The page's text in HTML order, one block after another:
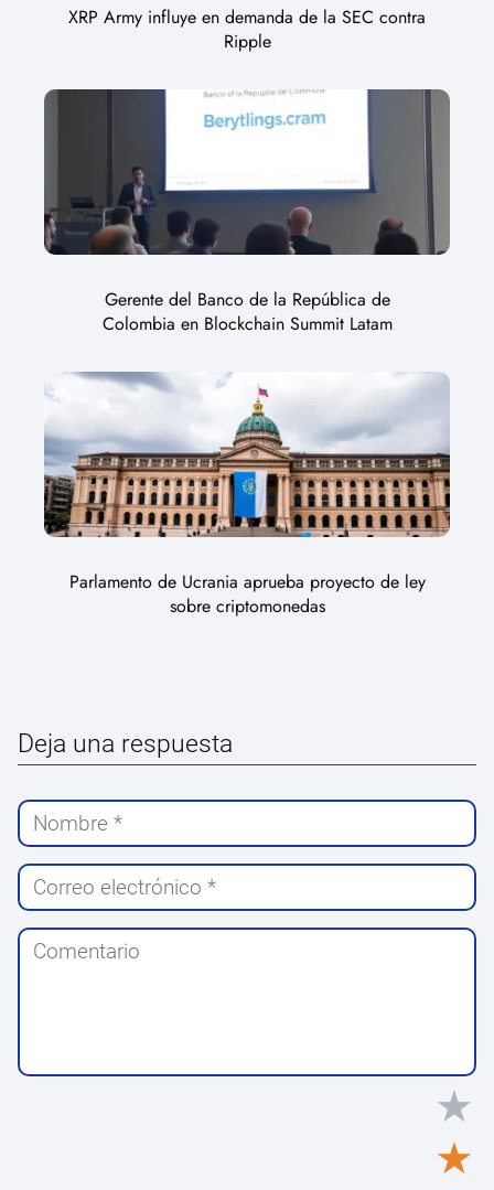
XRP Army influye en demanda de la SEC contra
Ripple
Gerente del Banco de la República de
Colombia en Blockchain Summit Latam
Parlamento de Ucrania aprueba proyecto de ley
sobre criptomonedas
Deja una respuesta
★
★